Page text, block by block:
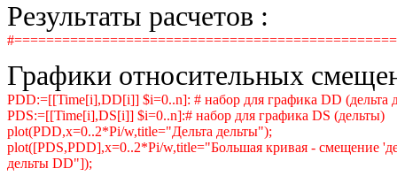
Результаты расчетов :
Графики относительных
PDD:=[[Time[i],DD[i]] $i=0..n]: # набор для графика DD (дельта
PDS:=[[Time[i],DS[i]] $i=0..n]:# набор для графика DS (дельты)
plot(PDD,x=0..2*Pi/w,title="Дельта дельты");
plot([PDS,PDD],x=0..2*Pi/w,title="Большая кривая - смещение
дельты DD"]);